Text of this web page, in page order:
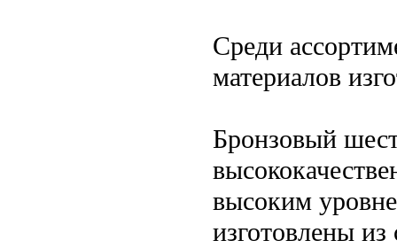
Среди
материалов
Бронзовый
высоким
изготовлены из